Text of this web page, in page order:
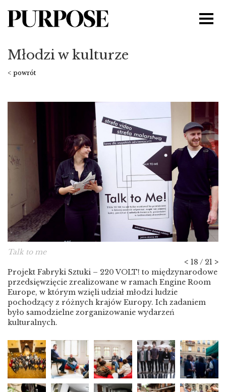
Młodzi w kulturze
< powrót
Talk to me
< 18 / 21 >
Projekt Fabryki Sztuki – 220 VOLT! to międzynarodowe
przedsięwzięcie zrealizowane w ramach Engine Room
Europe, w którym wzięli udział młodzi ludzie
pochodzący z różnych krajów Europy. Ich zadaniem
było samodzielne zorganizowanie wydarzeń
kulturalnych.